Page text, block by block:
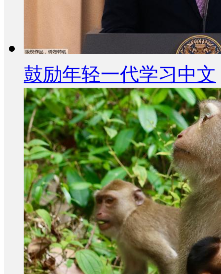
鼓励年轻一代学习中文